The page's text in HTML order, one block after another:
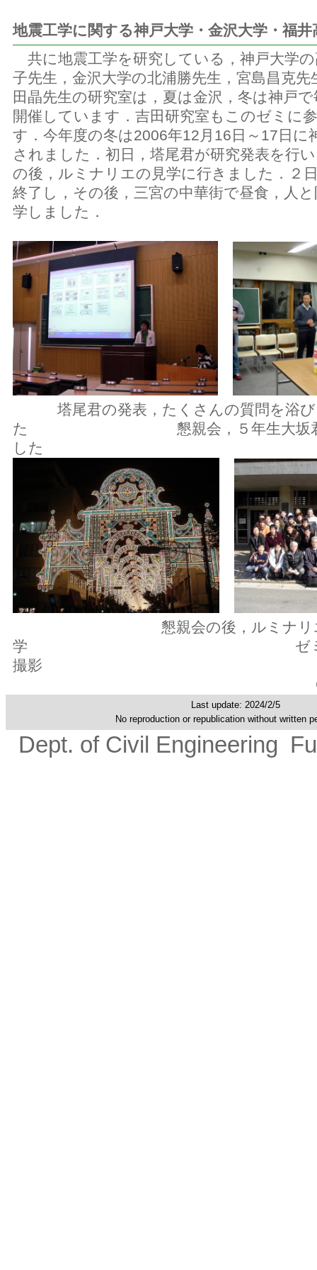
地震工学に関する神戸大学・金沢大学・福
共に地震工学を研究している，神戸大学
子先生，金沢大学の北浦勝先生，宮島昌克先
田晶先生の研究室は，夏は金沢，冬は神戸
開催しています．吉田研究室もこのゼミに
す．今年度の冬は2006年12月16日～17日に
されました．初日，塔尾君が研究発表を行
の後，ルミナリエの見学に行きました．２
終了し，その後，三宮の中華街で昼食，人
学しました．
塔尾君の発表，たくさんの質問を浴び
た 懇親会，５年生大坂君が物
した
懇親会の後，ルミナリエ
学 ゼミ修了後，
撮影
Last update: 2024/2/5
No reproduction or republication without written
Dept. of Civil Engineering